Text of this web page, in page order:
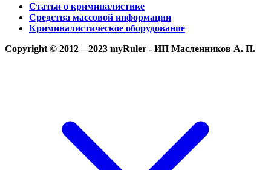
Статьи о криминалистике
Средства массовой информации
Криминалистическое оборудование
Copyright © 2012—2023 myRuler - ИП Масленников А. П.